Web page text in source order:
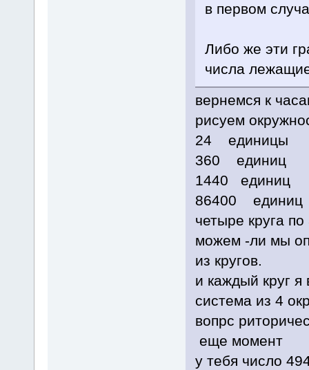
в первом
Либо же эти
числа
вернемся к
рисуем
24 единицы
360 единиц
1440 единиц
86400 единиц
четыре круга по
можем -ли мы
из кругов.
и каждый круг я
система из 4
вопрс
еще момент
у тебя число